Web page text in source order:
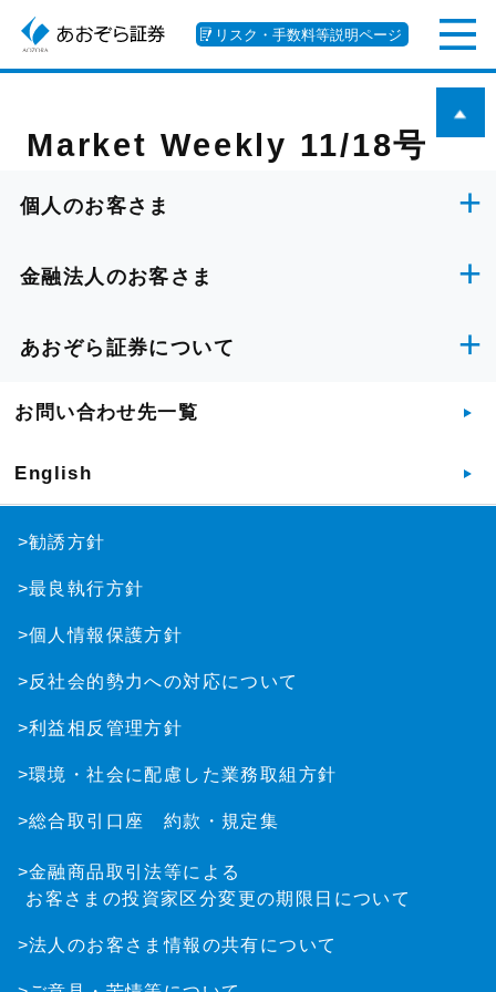
リスク・手数料等説明ページ
Market Weekly 11/18号
個人のお客さま
金融法人のお客さま
あおぞら証券について
お問い合わせ先一覧
English
>勧誘方針
>最良執行方針
>個人情報保護方針
>反社会的勢力への対応について
>利益相反管理方針
>環境・社会に配慮した業務取組方針
>総合取引口座 約款・規定集
>金融商品取引法等による
お客さまの投資家区分変更の期限日について
>法人のお客さま情報の共有について